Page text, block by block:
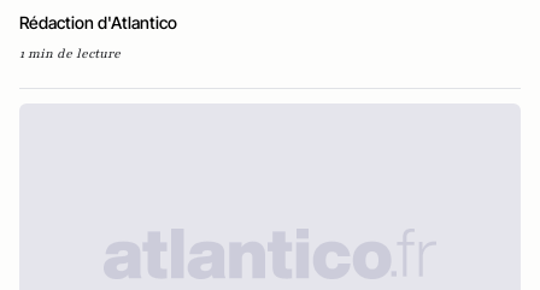
Rédaction d'Atlantico
1 min de lecture